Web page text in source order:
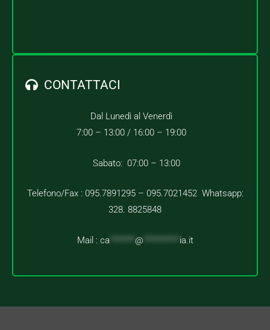
CONTATTACI
Dal Lunedì al Venerdì
7:00 – 13:00 / 16:00 – 19:00
Sabato: 07:00 – 13:00
Telefono/Fax : 095.7891295 – 095.7021452 Whatsapp:
328. 8825848
Mail : ca @ ia.it